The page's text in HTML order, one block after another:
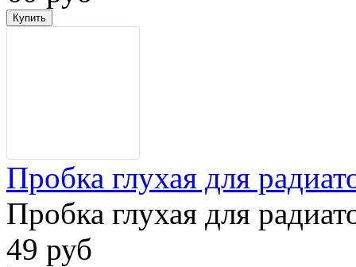
Пробка глухая для
Пробка глухая для
49 руб